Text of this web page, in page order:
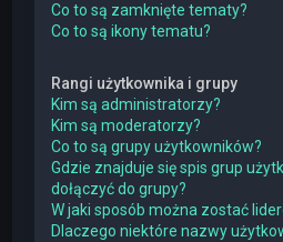
Co to są zamknięte tematy?
Co to są ikony tematu?
Rangi użytkownika i grupy
Kim są administratorzy?
Kim są moderatorzy?
Co to są grupy użytkowników?
Gdzie znajduje się spis grup
dołączyć do grupy?
W jaki sposób można zostać
Dlaczego niektóre nazwy